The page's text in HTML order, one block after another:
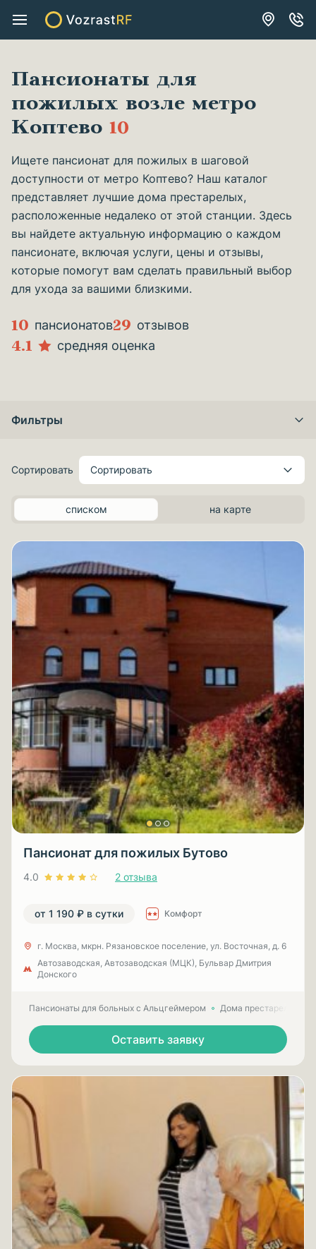
Пансионаты для
пожилых возле метро
Коптево 10
Ищете пансионат для пожилых в шаговой
доступности от метро Коптево? Наш каталог
представляет лучшие дома престарелых,
расположенные недалеко от этой станции. Здесь
вы найдете актуальную информацию о каждом
пансионате, включая услуги, цены и отзывы,
которые помогут вам сделать правильный выбор
для ухода за вашими близкими.
10 пансионатов29 отзывов
4.1 средняя оценка
Фильтры
Сортировать Сортировать
списком на карте
Пансионат для пожилых Бутово
4.0 2 отзыва
от 1 190 ₽ в сутки Комфорт
г. Москва, мкрн. Рязановское поселение, ул. Восточная, д. 6
Автозаводская, Автозаводская (МЦК), Бульвар Дмитрия
Донского
Пансионаты для больных с Альцгеймером Дома престарелых
Оставить заявку